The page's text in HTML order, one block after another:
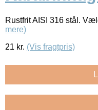
Rustfrit AISI 316 stål.
mere)
21 kr. (Vis fragtpris)